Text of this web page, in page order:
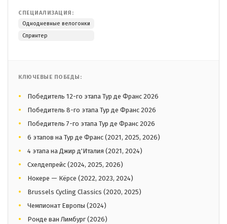
СПЕЦИАЛИЗАЦИЯ:
Однодневные велогонки
Спринтер
КЛЮЧЕВЫЕ ПОБЕДЫ:
Победитель 12-го этапа Тур де Франс 2026
Победитель 8-го этапа Тур де Франс 2026
Победитель 7-го этапа Тур де Франс 2026
6 этапов на Тур де Франс (2021, 2025, 2026)
4 этапа на Джир д'Италия (2021, 2024)
Схелдепрейс (2024, 2025, 2026)
Нокере — Кёрсе (2022, 2023, 2024)
Brussels Cycling Classics (2020, 2025)
Чемпионат Европы (2024)
Ронде ван Лимбург (2026)